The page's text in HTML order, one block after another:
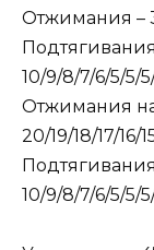
Отжимания –
10/9/8/7/6/5/5/
Отжимания
20/19/18/17/16/
10/9/8/7/6/5/5/